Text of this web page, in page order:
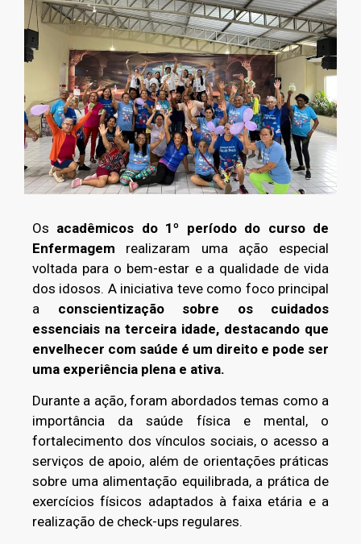
Os acadêmicos do 1º período do curso de
Enfermagem realizaram uma ação especial
voltada para o bem-estar e a qualidade de vida
dos idosos. A iniciativa teve como foco principal
a conscientização sobre os cuidados
essenciais na terceira idade, destacando que
envelhecer com saúde é um direito e pode ser
uma experiência plena e ativa.
Durante a ação, foram abordados temas como a
importância da saúde física e mental, o
fortalecimento dos vínculos sociais, o acesso a
serviços de apoio, além de orientações práticas
sobre uma alimentação equilibrada, a prática de
exercícios físicos adaptados à faixa etária e a
realização de check-ups regulares.